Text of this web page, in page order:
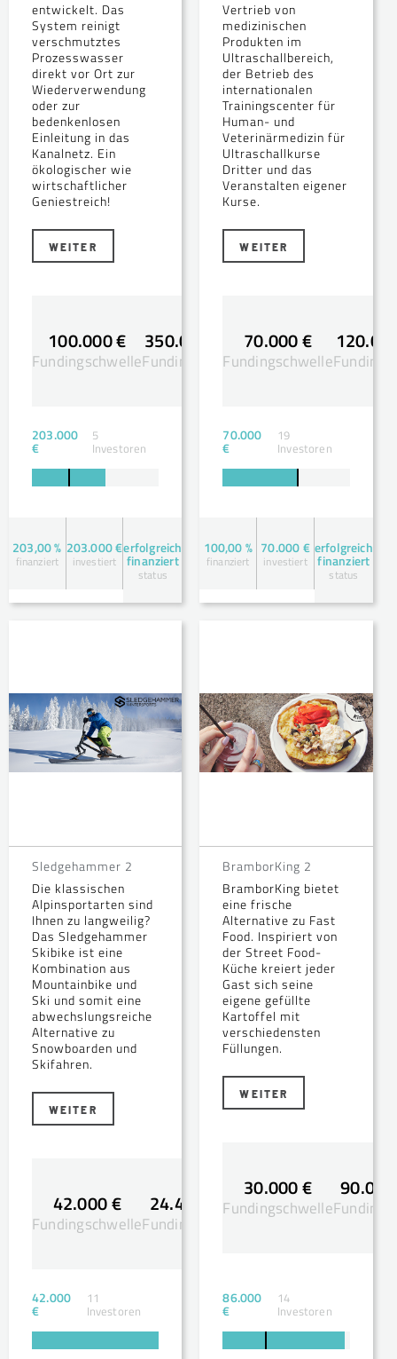
entwickelt. Das
System reinigt
verschmutztes
Prozesswasser
direkt vor Ort zur
Wiederverwendung
oder zur
bedenkenlosen
Einleitung in das
Kanalnetz. Ein
ökologischer wie
wirtschaftlicher
Geniestreich!
WEITER
100.000 €
Fundingschwelle
350.000 €
Fundingsziel
203.000
€
5
Investoren
203,00 %
finanziert
203.000 €
investiert
erfolgreich
finanziert
status
Vertrieb von
medizinischen
Produkten im
Ultraschallbereich,
der Betrieb des
internationalen
Trainingscenter für
Human- und
Veterinärmedizin für
Ultraschallkurse
Dritter und das
Veranstalten eigener
Kurse.
WEITER
70.000 €
Fundingschwelle
70.000
€
19
Investoren
100,00 %
finanziert
70.000 €
investiert
erfolgreich
finanziert
status
Sledgehammer 2
Die klassischen
Alpinsportarten sind
Ihnen zu langweilig?
Das Sledgehammer
Skibike ist eine
Kombination aus
Mountainbike und
Ski und somit eine
abwechslungsreiche
Alternative zu
Snowboarden und
Skifahren.
WEITER
42.000 €
Fundingschwelle
24.480 €
Fundingsziel
42.000
€
11
Investoren
BramborKing 2
BramborKing bietet
eine frische
Alternative zu Fast
Food. Inspiriert von
der Street Food-
Küche kreiert jeder
Gast sich seine
eigene gefüllte
Kartoffel mit
verschiedensten
Füllungen.
WEITER
30.000 €
Fundingschwelle
86.000
€
14
Investoren